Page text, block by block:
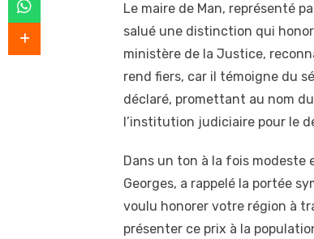
Le maire de Man, représenté
salué une distinction qui
ministère de la Justice,
rend fiers, car il témoigne du
déclaré, promettant au nom
l’institution judiciaire pour le
Dans un ton à la fois modeste
Georges, a rappelé la portée
voulu honorer votre région à
présenter ce prix à la